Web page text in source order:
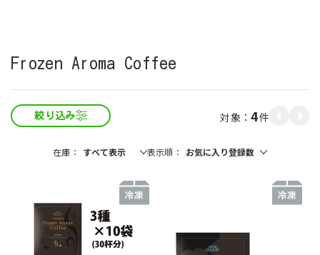
Frozen Aroma Coffee
絞り込み 4件
在庫 表示順